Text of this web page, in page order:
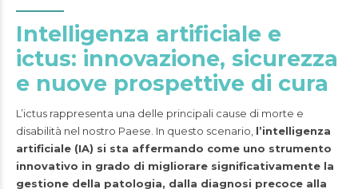
Intelligenza artificiale e
ictus: innovazione, sicurezza
e nuove prospettive di cura
L’ictus rappresenta una delle principali cause di morte e
disabilità nel nostro Paese. In questo scenario, l’intelligenza
artificiale (IA) si sta affermando come uno strumento
innovativo in grado di migliorare significativamente la
gestione della patologia, dalla diagnosi precoce alla